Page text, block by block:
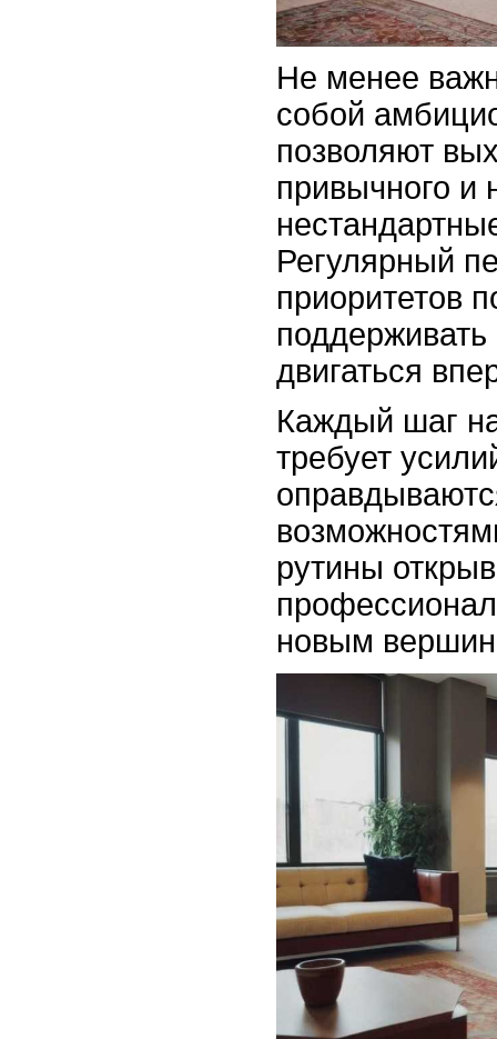
Не менее
собой
позволяют
привычного и
Регулярный
приоритетов
поддерживать
двигаться
Каждый шаг
требует
рутины
новым